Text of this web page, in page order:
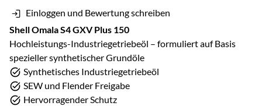
Einloggen und Bewertung schreiben
Shell Omala S4 GXV Plus 150
Hochleistungs-Industriegetriebeöl – formuliert auf Basis
spezieller synthetischer Grundöle
Synthetisches Industriegetriebeöl
SEW und Flender Freigabe
Hervorragender Schutz